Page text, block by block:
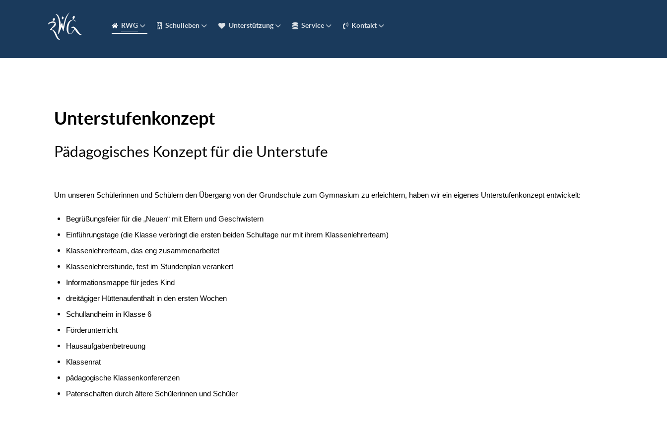
RWG Schulleben Unterstützung Service Kontakt
Unterstufenkonzept
Pädagogisches Konzept für die Unterstufe
Um unseren Schülerinnen und Schülern den Übergang von der Grundschule zum Gymnasium zu erleichtern, haben wir ein eigenes Unterstufenkonzept entwickelt:
Begrüßungsfeier für die „Neuen“ mit Eltern und Geschwistern
Einführungstage (die Klasse verbringt die ersten beiden Schultage nur mit ihrem Klassenlehrerteam)
Klassenlehrerteam, das eng zusammenarbeitet
Klassenlehrerstunde, fest im Stundenplan verankert
Informationsmappe für jedes Kind
dreitägiger Hüttenaufenthalt in den ersten Wochen
Schullandheim in Klasse 6
Förderunterricht
Hausaufgabenbetreuung
Klassenrat
pädagogische Klassenkonferenzen
Patenschaften durch ältere Schülerinnen und Schüler